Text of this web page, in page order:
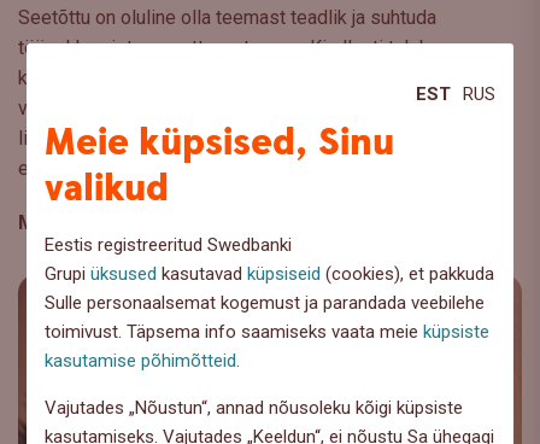
EST RUS
Meie küpsised, Sinu
valikud
Eestis registreeritud Swedbanki
Grupiüksused kasutavadküpsiseid (cookies), et pakkuda
Sulle personaalsemat kogemust ja parandada veebilehe
toimivust. Täpsema info saamiseks vaata meieküpsiste
kasutamise põhimõtteid
Vajutades „Nõustun“, annad nõusoleku kõigi küpsiste
kasutamiseks. Vajutades „Keeldun“, ei nõustu Sa ühegagi
Seetõttu on oluline olla teemast teadlik ja suhtuda
tööpakkumistesse ettevaatusega. Kindlasti tuleb
kontrollida tööpakkuja tausta ja olla veendunud, et Sa ei
võimalda oma konto kaudu ebaselge päritoluga raha
liikumist. Ehk nagu öeldakse – kui midagi tundub liiga hea,
et olla tõsi, siis sageli see nii ka on.
Märksõnad